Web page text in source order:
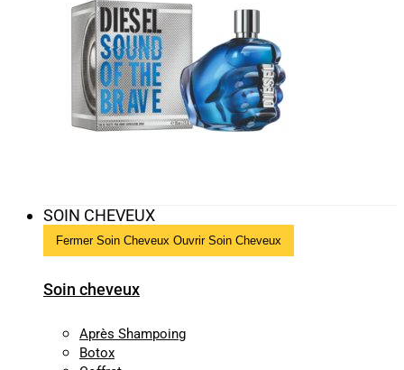
SOIN CHEVEUX
Fermer Soin Cheveux Ouvrir Soin Cheveux
Soin cheveux
Après Shampoing
Botox